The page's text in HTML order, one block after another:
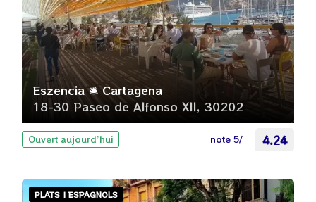
Eszencia 🛎️ Cartagena
18-30 Paseo de Alfonso XII, 30202
Ouvert aujourd’hui note 5/ 4.24
PLATS | ESPAGNOLS